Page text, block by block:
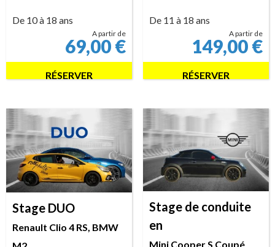
De 10 à 18 ans
A partir de
69,00€
RÉSERVER
De 11 à 18 ans
A partir de
149,00€
RÉSERVER
Stage DUO
Renault Clio 4 RS, BMW
Stage de conduite
en
Mini Cooper S Coupé